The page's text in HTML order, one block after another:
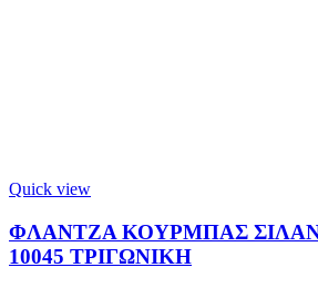
Quick view
ΦΛΑΝΤΖΑ ΚΟΥΡΜΠΑΣ
10045 ΤΡΙΓΩΝΙΚΗ